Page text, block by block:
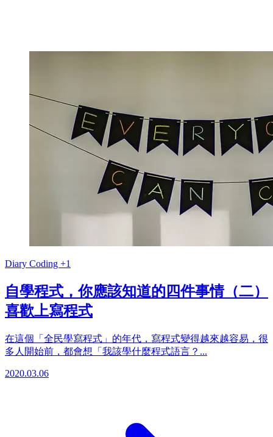
Diary Coding +1
自學程式，你應該知道的四件事情（二）
喜歡上寫程式
在這個「全民學寫程式」的年代，寫程式變得越來越容易，很
多人開始前，都會想「我該學什麼程式語言？...
2020.03.06